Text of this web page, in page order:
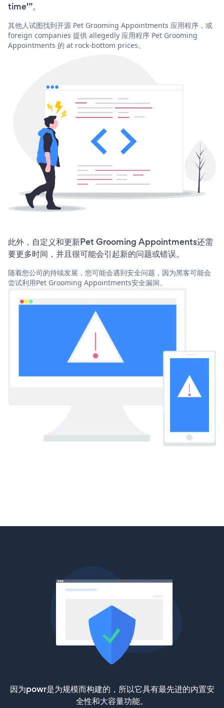
time'”。
其他人试图找到开源 Pet Grooming Appointments 应用程序，或
foreign companies 提供 allegedly 应用程序 Pet Grooming
Appointments 的 at rock-bottom prices。
此外，自定义和更新Pet Grooming Appointments还需
要更多时间，并且很可能会引起新的问题或错误。
随着您公司的持续发展，您可能会遇到安全问题，因为黑客可能会
尝试利用Pet Grooming Appointments安全漏洞。
因为powr是为规模而构建的，所以它具有最先进的内置安
全性和大容量功能。